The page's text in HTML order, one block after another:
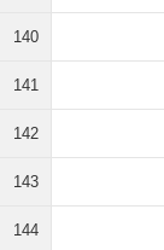
140
141
142
143
144